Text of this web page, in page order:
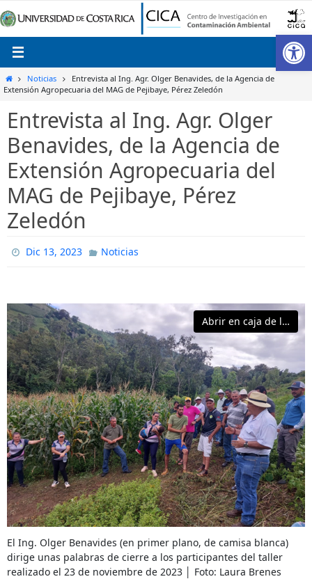
al
contenido
InicioNoticias
Entrevista al Ing. Agr. Olger Benavides, de la Agencia de
Extensión Agropecuaria del MAG de Pejibaye, Pérez Zeledón
Entrevista al Ing. Agr. Olger
Benavides, de la Agencia de
Extensión Agropecuaria del
MAG de Pejibaye, Pérez
Zeledón
Dic 13, 2023 Noticias
Abrir en caja de luz
El Ing. Olger Benavides (en primer plano, de camisa blanca)
dirige unas palabras de cierre a los participantes del taller
realizado el 23 de noviembre de 2023 │ Foto: Laura Brenes